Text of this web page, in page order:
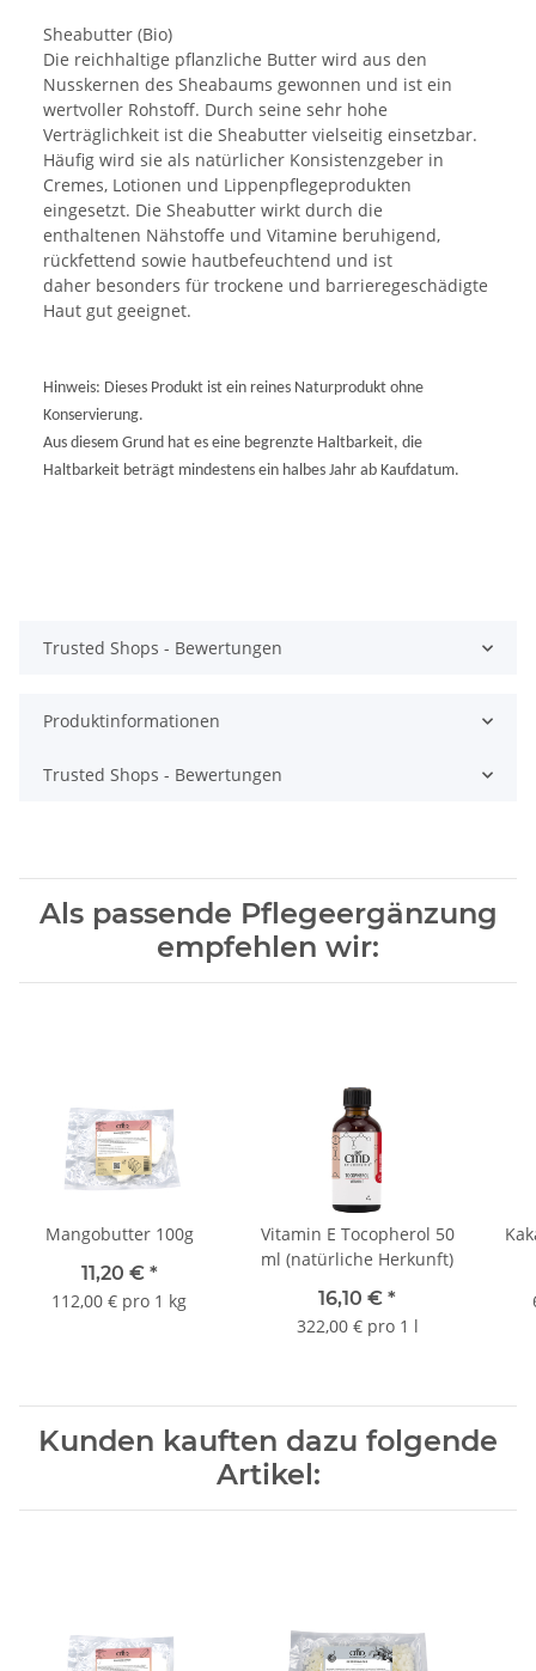
Sheabutter (Bio)
Die reichhaltige pflanzliche Butter wird aus den
Nusskernen des Sheabaums gewonnen und ist ein
wertvoller Rohstoff. Durch seine sehr hohe
Verträglichkeit ist die Sheabutter vielseitig einsetzbar.
Häufig wird sie als natürlicher Konsistenzgeber in
Cremes, Lotionen und Lippenpflegeprodukten
eingesetzt. Die Sheabutter wirkt durch die
enthaltenen Nähstoffe und Vitamine beruhigend,
rückfettend sowie hautbefeuchtend und ist
daher besonders für trockene und barrieregeschädigte
Haut gut geeignet.
Hinweis: Dieses Produkt ist ein reines Naturprodukt ohne
Konservierung.
Aus diesem Grund hat es eine begrenzte Haltbarkeit, die
Haltbarkeit beträgt mindestens ein halbes Jahr ab Kaufdatum.
Trusted Shops - Bewertungen
Produktinformationen
Trusted Shops - Bewertungen
Als passende Pflegeergänzung
empfehlen wir:
Mangobutter 100g
11,20 € *
112,00 € pro 1 kg
Vitamin E Tocopherol 50
ml (natürliche Herkunft)
16,10 € *
322,00 € pro 1 l
Kunden kauften dazu folgende
Artikel: